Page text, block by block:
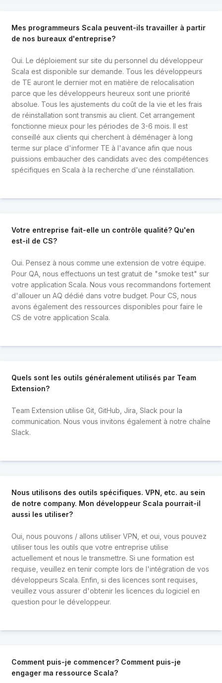
Mes programmeurs Scala peuvent-ils travailler à partir
de nos bureaux d'entreprise?
Oui. Le déploiement sur site du personnel du développeur
Scala est disponible sur demande. Tous les développeurs
de TE auront le dernier mot en matière de relocalisation
parce que les développeurs heureux sont une priorité
absolue. Tous les ajustements du coût de la vie et les frais
de réinstallation sont transmis au client. Cet arrangement
fonctionne mieux pour les périodes de 3-6 mois. Il est
conseillé aux clients qui cherchent à déménager à long
terme sur place d'informer TE à l'avance afin que nous
puissions embaucher des candidats avec des compétences
spécifiques en Scala à la recherche d'une réinstallation.
Votre entreprise fait-elle un contrôle qualité? Qu'en
est-il de CS?
Oui. Pensez à nous comme une extension de votre équipe.
Pour QA, nous effectuons un test gratuit de "smoke test" sur
votre application Scala. Nous vous recommandons fortement
d'allouer un AQ dédié dans votre budget. Pour CS, nous
avons également des ressources disponibles pour faire le
CS de votre application Scala.
Quels sont les outils généralement utilisés par Team
Extension?
Team Extension utilise Git, GitHub, Jira, Slack pour la
communication. Nous vous invitons également à notre chaîne
Slack.
Nous utilisons des outils spécifiques. VPN, etc. au sein
de notre company. Mon développeur Scala pourrait-il
aussi les utiliser?
Oui, nous pouvons / allons utiliser VPN, et oui, vous pouvez
utiliser tous les outils que votre entreprise utilise
actuellement et nous le transmettre. Si une formation est
requise, veuillez en tenir compte lors de l'intégration de vos
développeurs Scala. Enfin, si des licences sont requises,
veuillez vous assurer d'obtenir les licences du logiciel en
question pour le développeur.
Comment puis-je commencer? Comment puis-je
engager ma ressource Scala?